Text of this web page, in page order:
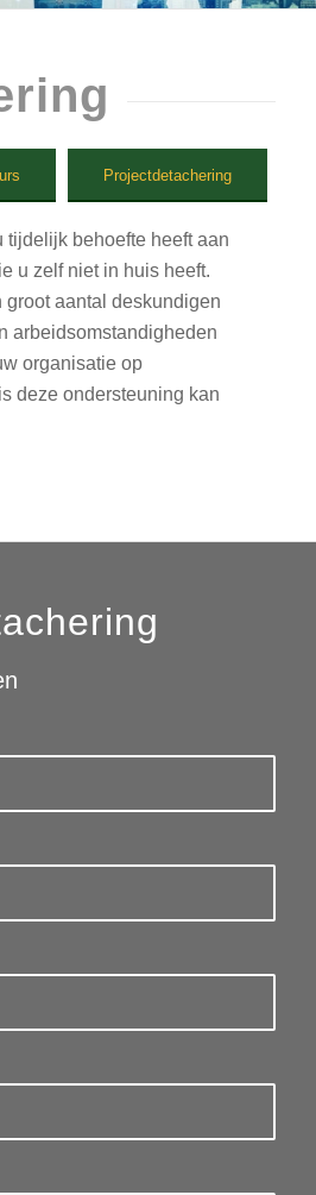
Projectdetachering
tijdelijk behoefte heeft aan
u zelf niet in huis heeft.
groot aantal deskundigen
arbeidsomstandigheden
organisatie op
deze ondersteuning kan